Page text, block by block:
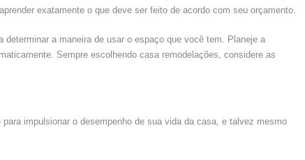
exatamente o que deve ser feito de acordo com seu orçamento.
a maneira de usar o espaço que você tem. Planeje a
Sempre escolhendo casa remodelações, considere as
impulsionar o desempenho de sua vida da casa, e talvez mesmo